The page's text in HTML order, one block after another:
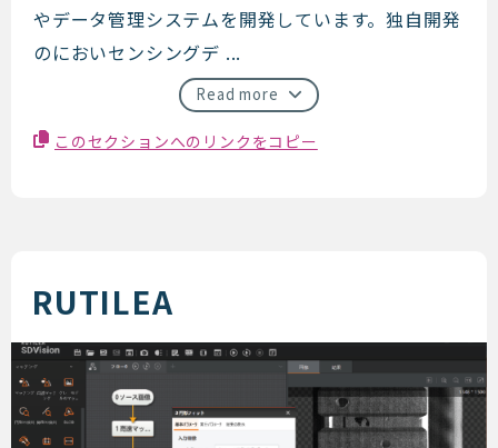
やデータ管理システムを開発しています。独自開発
のにおいセンシングデ ...
Read more
このセクションへのリンクをコピー
RUTILEA